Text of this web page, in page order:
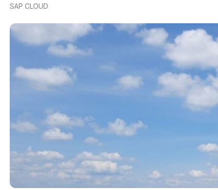
SAP CLOUD